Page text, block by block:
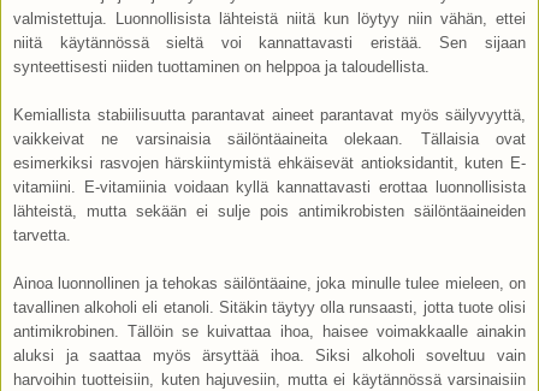
valmistettuja. Luonnollisista lähteistä niitä kun löytyy niin vähän, ettei
niitä käytännössä sieltä voi kannattavasti eristää. Sen sijaan
synteettisesti niiden tuottaminen on helppoa ja taloudellista.
Kemiallista stabiilisuutta parantavat aineet parantavat myös säilyvyyttä,
vaikkeivat ne varsinaisia säilöntäaineita olekaan. Tällaisia ovat
esimerkiksi rasvojen härskiintymistä ehkäisevät antioksidantit, kuten E-
vitamiini. E-vitamiinia voidaan kyllä kannattavasti erottaa luonnollisista
lähteistä, mutta sekään ei sulje pois antimikrobisten säilöntäaineiden
tarvetta.
Ainoa luonnollinen ja tehokas säilöntäaine, joka minulle tulee mieleen, on
tavallinen alkoholi eli etanoli. Sitäkin täytyy olla runsaasti, jotta tuote olisi
antimikrobinen. Tällöin se kuivattaa ihoa, haisee voimakkaalle ainakin
aluksi ja saattaa myös ärsyttää ihoa. Siksi alkoholi soveltuu vain
harvoihin tuotteisiin, kuten hajuvesiin, mutta ei käytännössä varsinaisiin